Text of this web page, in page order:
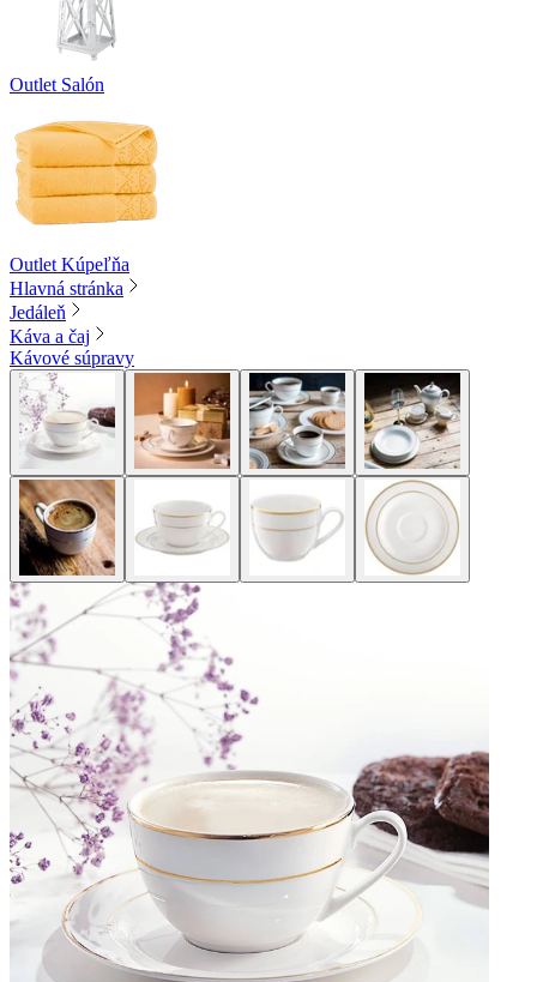
Outlet Salón
Outlet Kúpeľňa
Hlavná stránka
Jedáleň
Káva a čaj
Kávové súpravy